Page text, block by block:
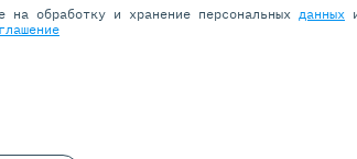
на обработку и хранение персональных данных